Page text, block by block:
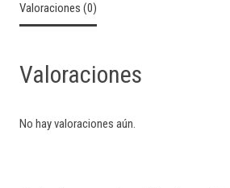
Valoraciones (0)
Valoraciones
No hay valoraciones aún.